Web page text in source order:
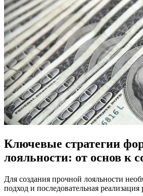
Ключевые стратегии
лояльности: от основ к
Для создания прочной лояльности
подход и последовательная